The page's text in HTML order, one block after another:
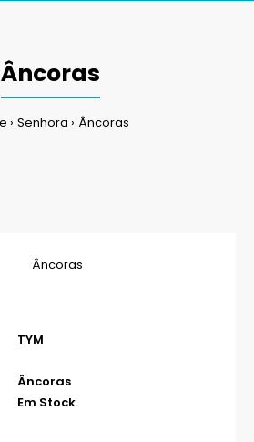
Âncoras
Senhora Âncoras
TYM
Âncoras
Em Stock